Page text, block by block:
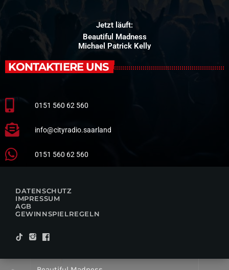
Jetzt läuft:
Beautiful Madness
Michael Patrick Kelly
KONTAKTIERE UNS
0151 560 62 560
info@cityradio.saarland
0151 560 62 560
DATENSCHUTZ
IMPRESSUM
AGB
GEWINNSPIELREGELN